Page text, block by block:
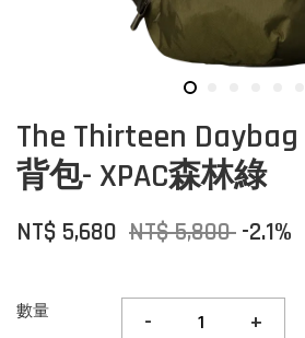
The Thirteen
背包- XPAC森林綠
NT$ 5,680 NT$ 5,800 -2.1%
數量 - +